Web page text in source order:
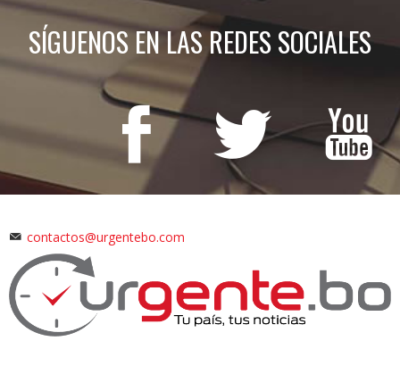
SÍGUENOS EN LAS REDES SOCIALES
contactos@urgentebo.com